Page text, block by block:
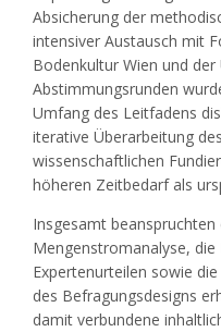
Absicherung der
intensiver Austausch mit
Bodenkultur Wien und
Abstimmungsrunden
Umfang des Leitfadens
iterative Überarbeitung
wissenschaftlichen
höheren Zeitbedarf als
Insgesamt beanspruchten
Mengenstromanalyse,
Expertenurteilen sowie
des Befragungsdesigns
damit verbundene